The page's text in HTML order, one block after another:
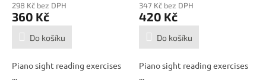
298 Kč bez DPH
360 Kč
Do košíku
Piano sight reading exercises
...
347 Kč bez DPH
420 Kč
Do košíku
Piano sight reading exercises
...